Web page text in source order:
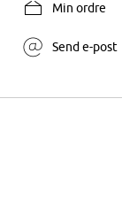
Min ordre
Send e-post